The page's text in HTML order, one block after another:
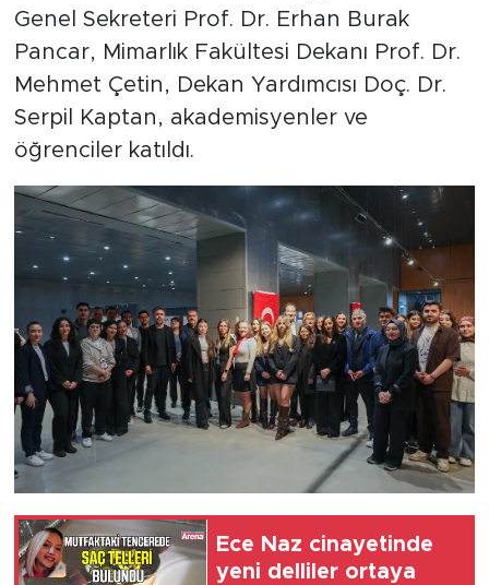
Genel Sekreteri Prof. Dr. Erhan Burak
Pancar, Mimarlık Fakültesi Dekanı Prof. Dr.
Mehmet Çetin, Dekan Yardımcısı Doç. Dr.
Serpil Kaptan, akademisyenler ve
öğrenciler katıldı.
Ece Naz cinayetinde
yeni delliler ortaya